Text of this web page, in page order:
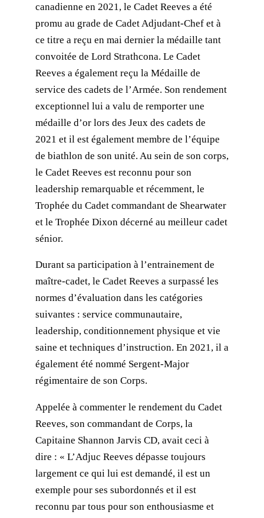
canadienne en 2021, le Cadet Reeves a été
promu au grade de Cadet Adjudant-Chef et à
ce titre a reçu en mai dernier la médaille tant
convoitée de Lord Strathcona. Le Cadet
Reeves a également reçu la Médaille de
service des cadets de l’Armée. Son rendement
exceptionnel lui a valu de remporter une
médaille d’or lors des Jeux des cadets de
2021 et il est également membre de l’équipe
de biathlon de son unité. Au sein de son corps,
le Cadet Reeves est reconnu pour son
leadership remarquable et récemment, le
Trophée du Cadet commandant de Shearwater
et le Trophée Dixon décerné au meilleur cadet
sénior.
Durant sa participation à l’entrainement de
maître-cadet, le Cadet Reeves a surpassé les
normes d’évaluation dans les catégories
suivantes : service communautaire,
leadership, conditionnement physique et vie
saine et techniques d’instruction. En 2021, il a
également été nommé Sergent-Major
régimentaire de son Corps.
Appelée à commenter le rendement du Cadet
Reeves, son commandant de Corps, la
Capitaine Shannon Jarvis CD, avait ceci à
dire : « L’Adjuc Reeves dépasse toujours
largement ce qui lui est demandé, il est un
exemple pour ses subordonnés et il est
reconnu par tous pour son enthousiasme et